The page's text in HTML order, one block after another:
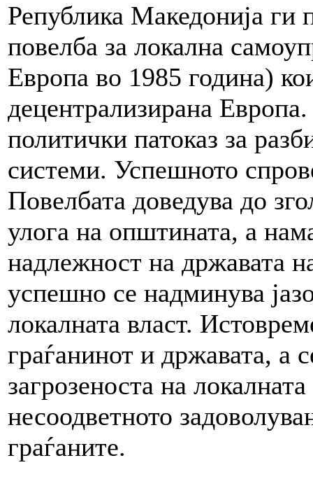
Република Македонија ги
повелба за локална
Европа во 1985 година)
децентрализирана
политички патоказ за
системи. Успешното
Повелбата доведува до
улога на општината, а
надлежност на државата
успешно се надминува
локалната власт.
граѓанинот и државата, а
загрозеноста на
несоодветното
граѓаните.